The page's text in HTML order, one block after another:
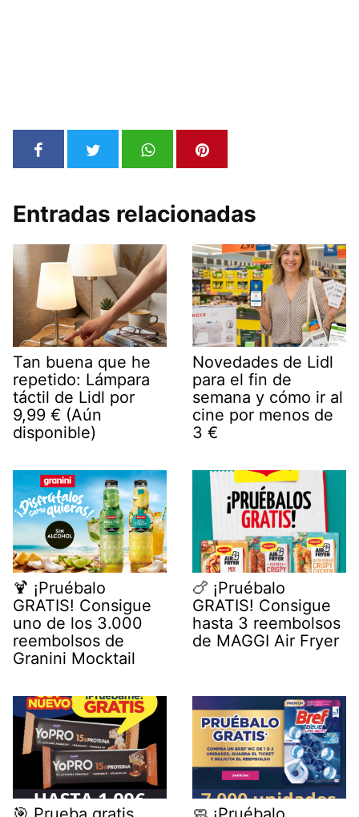
Entradas relacionadas
Tan buena que he
repetido: Lámpara
táctil de Lidl por
9,99 € (Aún
disponible)
Novedades de Lidl
para el fin de
semana y cómo ir al
cine por menos de
3 €
🍹 ¡Pruébalo
GRATIS! Consigue
uno de los 3.000
reembolsos de
Granini Mocktail
🍗 ¡Pruébalo
GRATIS! Consigue
hasta 3 reembolsos
de MAGGI Air Fryer